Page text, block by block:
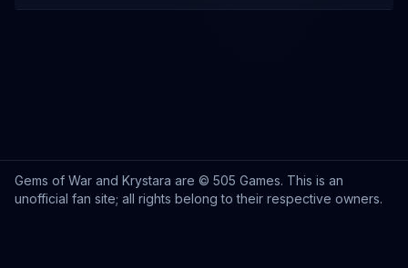
Gems of War and Krystara are © 505 Games. This is an
unofficial fan site; all rights belong to their respective owners.